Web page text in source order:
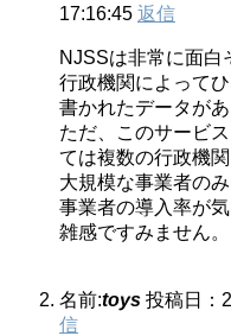
17:16:45 返信
NJSSは非常に面白
行政機関によって
書かれたデータが
ただ、このサービ
ては複数の行政機
大規模な事業者の
事業者の導入率が
雑感ですみません。
名前:toys 投稿日：
信